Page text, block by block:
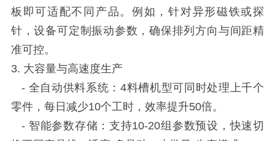
板即可适配不同产品。例如，针对异形磁铁或探
针，设备可定制振动参数，确保排列方向与间距精
准可控。
3. 大容量与高速度生产
- 全自动供料系统：4料槽机型可同时处理上千个
零件，每日减少10个工时，效率提升50倍。
- 智能参数存储：支持10-20组参数预设，快速切